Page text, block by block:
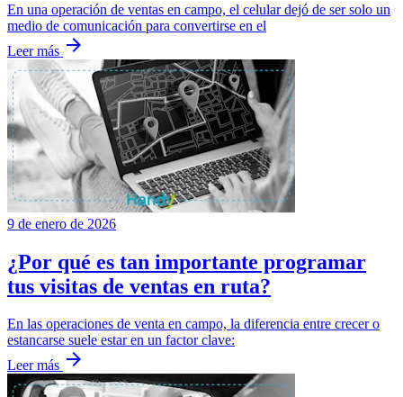
En una operación de ventas en campo, el celular dejó de ser solo un
medio de comunicación para convertirse en el
Leer más arrow_forward
9 de enero de 2026
¿Por qué es tan importante programar
tus visitas de ventas en ruta?
En las operaciones de venta en campo, la diferencia entre crecer o
estancarse suele estar en un factor clave:
Leer más arrow_forward